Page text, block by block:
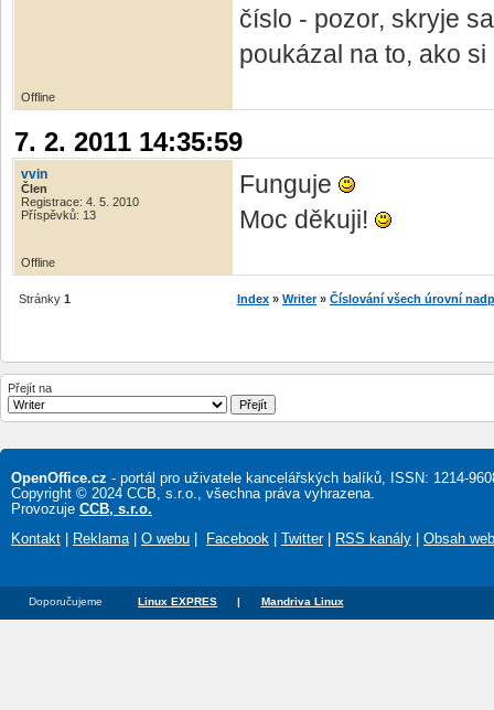
číslo - pozor, skryje
poukázal na to, ako
Offline
7. 2. 2011 14:35:59
vvin
Člen
Registrace: 4. 5. 2010
Příspěvků: 13
Funguje
Moc děkuji!
Offline
Stránky 1 Index » Writer » Číslování všech úrovní
Přejít na
OpenOffice.cz - portál pro uživatele kancelářských balíků, ISSN: 1214-
Copyright © 2024 CCB, s.r.o., všechna práva vyhrazena.
Provozuje CCB, s.r.o.
Kontakt
Reklama| O webu Facebook Twitter| RSS kanály Obsah
Doporučujeme Linux EXPRES | Mandriva Linux